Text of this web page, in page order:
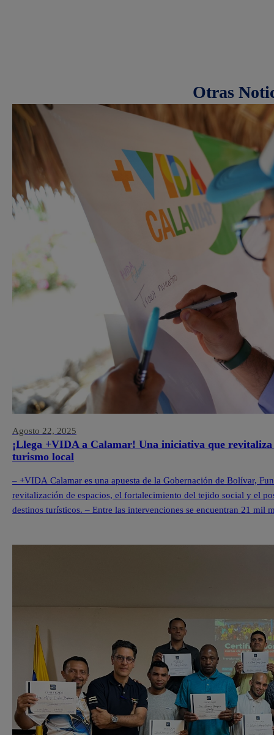
Otras
Agosto 22, 2025
¡Llega +VIDA a Calamar! Una iniciativa que
turismo local
– +VIDA Calamar es una apuesta de la Gobernación de Bolívar,
revitalización de espacios, el fortalecimiento del tejido social y el
destinos turísticos. – Entre las intervenciones se encuentran 21 mil